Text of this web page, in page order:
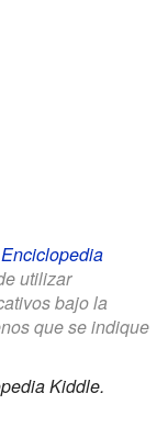
Enciclopedia
utilizar
bajo la
que se indique
Kiddle.